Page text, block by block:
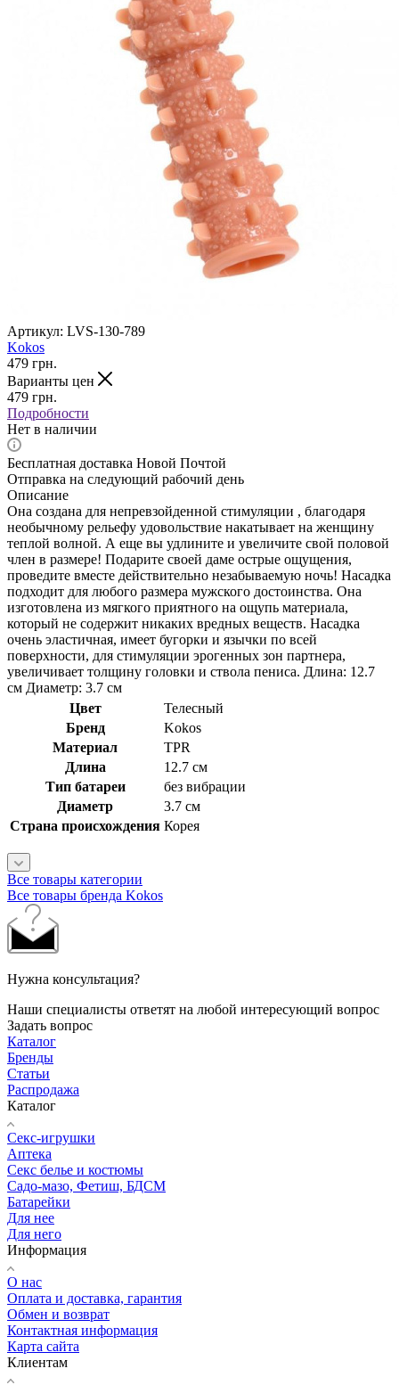
Артикул: LVS-130-789
Kokos
479 грн.
Варианты цен
479 грн.
Подробности
Нет в наличии
Бесплатная доставка Новой Почтой
Отправка на следующий рабочий день
Описание
Она создана для непревзойденной стимуляции , благодаря
необычному рельефу удовольствие накатывает на женщину
теплой волной. А еще вы удлините и увеличите свой половой
член в размере! Подарите своей даме острые ощущения,
проведите вместе действительно незабываемую ночь! Насадка
подходит для любого размера мужского достоинства. Она
изготовлена из мягкого приятного на ощупь материала,
который не содержит никаких вредных веществ. Насадка
очень эластичная, имеет бугорки и язычки по всей
поверхности, для стимуляции эрогенных зон партнера,
увеличивает толщину головки и ствола пениса. Длина: 12.7
см Диаметр: 3.7 см
Цвет
Телесный
Бренд
Kokos
Материал
TPR
Длина
12.7 см
Тип батареи
без вибрации
Диаметр
3.7 см
Страна происхождения Корея
Все товары категории
Все товары бренда Kokos
Нужна консультация?
Наши специалисты ответят на любой интересующий вопрос
Задать вопрос
Каталог
Бренды
Статьи
Распродажа
Каталог
Секс-игрушки
Аптека
Секс белье и костюмы
Садо-мазо, Фетиш, БДСМ
Батарейки
Для нее
Для него
Информация
О нас
Оплата и доставка, гарантия
Обмен и возврат
Контактная информация
Карта сайта
Клиентам